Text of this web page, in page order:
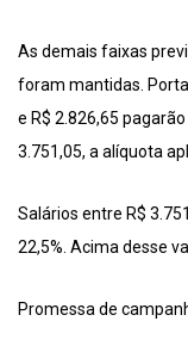
As demais faixas
foram mantidas.
e R$ 2.826,65
3.751,05, a alíquota
Salários entre R$
22,5%. Acima desse
Promessa de